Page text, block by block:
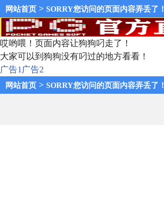
网站首页 > SORRY您访问的页面内容弄丢了！
哎哟喂！页面内容让狗狗叼走了！
大家可以到狗狗没有叼过的地方看看！
广告1广告2
网站首页 > SORRY您访问的页面内容弄丢了！